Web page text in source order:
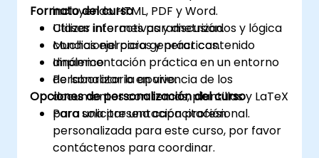
incluyendo HTML, PDF y Word.
Utilizar informes parametrizados y lógica
condicional para generar contenido
dinámico.
Personalizar la apariencia de los
documentos con temas, plantillas y LaTeX
para una presentación profesional.
Formato del curso
Clases interactivas y discusión.
Muchas ejercicios y prácticas.
Implementación práctica en un entorno
de laboratorio en vivo.
Opciones de personalización del curso
Para solicitar una capacitación
personalizada para este curso, por favor
contáctenos para coordinar.